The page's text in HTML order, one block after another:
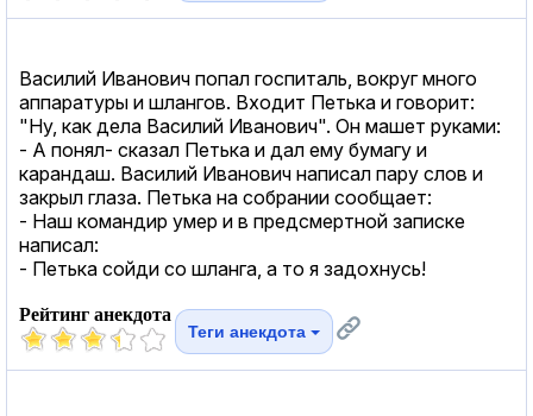
Василий Иванович попал госпиталь, вокруг много
аппаратуры и шлангов. Входит Петька и говорит:
"Ну, как дела Василий Иванович". Он машет руками:
- А понял- сказал Петька и дал ему бумагу и
карандаш. Василий Иванович написал пару слов и
закрыл глаза. Петька на собрании сообщает:
- Наш командир умер и в предсмертной записке
написал:
- Петька сойди со шланга, а то я задохнусь!
Рейтинг анекдота
Теги анекдота